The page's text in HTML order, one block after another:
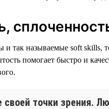
так называемые soft
помогает быстро и
точки зрения.